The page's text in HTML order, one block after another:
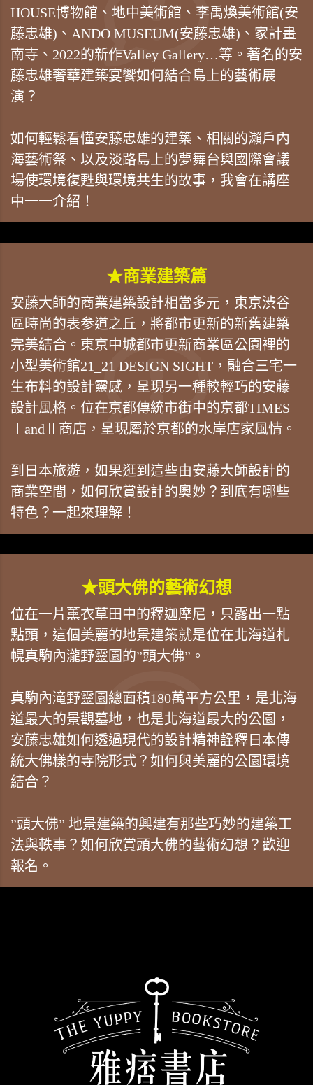
HOUSE博物館、地中美術館、李禹煥美術館(安
藤忠雄)、ANDO MUSEUM(安藤忠雄)、家計畫
南寺、2022的新作Valley Gallery…等。著名的安
藤忠雄奢華建築宴饗如何結合島上的藝術展
演？
如何輕鬆看懂安藤忠雄的建築、相關的瀨戶內
海藝術祭、以及淡路島上的夢舞台與國際會議
場使環境復甦與環境共生的故事，我會在講座
中一一介紹！
★商業建築篇
安藤大師的商業建築設計相當多元，東京渋谷
區時尚的表参道之丘，將都市更新的新舊建築
完美結合。東京中城都市更新商業區公園裡的
小型美術館21_21 DESIGN SIGHT，融合三宅一
生布料的設計靈感，呈現另一種較輕巧的安藤
設計風格。位在京都傳統市街中的京都TIMES
ⅠandⅡ商店，呈現屬於京都的水岸店家風情。
到日本旅遊，如果逛到這些由安藤大師設計的
商業空間，如何欣賞設計的奧妙？到底有哪些
特色？一起來理解！
★頭大佛的藝術幻想
位在一片薰衣草田中的釋迦摩尼，只露出一點
點頭，這個美麗的地景建築就是位在北海道札
幌真駒內瀧野靈園的”頭大佛”。
真駒內滝野靈園總面積180萬平方公里，是北海
道最大的景觀墓地，也是北海道最大的公園，
安藤忠雄如何透過現代的設計精神詮釋日本傳
統大佛樣的寺院形式？如何與美麗的公園環境
結合？
”頭大佛” 地景建築的興建有那些巧妙的建築工
法與軼事？如何欣賞頭大佛的藝術幻想？歡迎
報名。